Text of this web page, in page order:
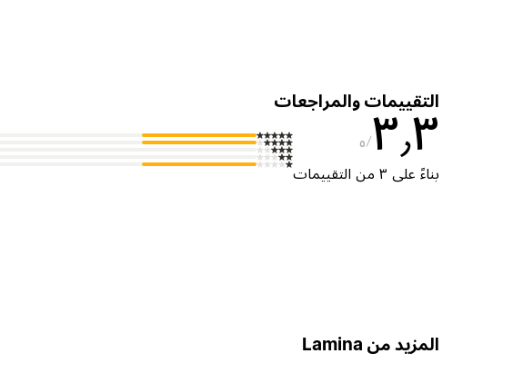
التقييمات والمراجعات
٣٫٣ ٥
بناءً على ٣ من التقييمات
المزيد من Lamina